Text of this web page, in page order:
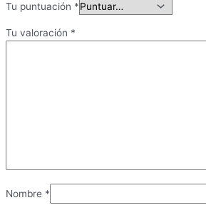
Tu puntuación *
Tu valoración *
Nombre *